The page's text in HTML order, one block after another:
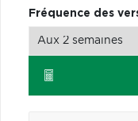
Fréquence des